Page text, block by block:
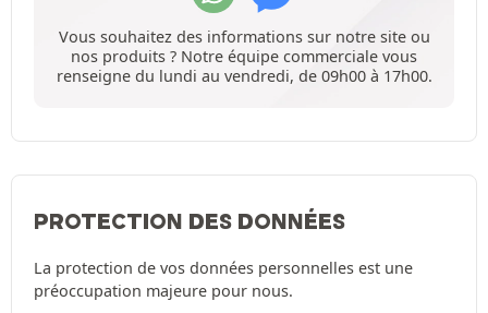
Vous souhaitez des informations sur notre site ou
nos produits ? Notre équipe commerciale vous
renseigne du lundi au vendredi, de 09h00 à 17h00.
PROTECTION DES DONNÉES
La protection de vos données personnelles est une
préoccupation majeure pour nous.